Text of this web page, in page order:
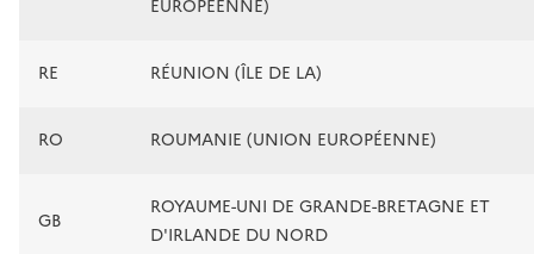
EUROPÉENNE)
RE RÉUNION (ÎLE DE LA)
RO ROUMANIE (UNION EUROPÉENNE)
GB
ROYAUME-UNI DE GRANDE-BRETAGNE ET
D'IRLANDE DU NORD